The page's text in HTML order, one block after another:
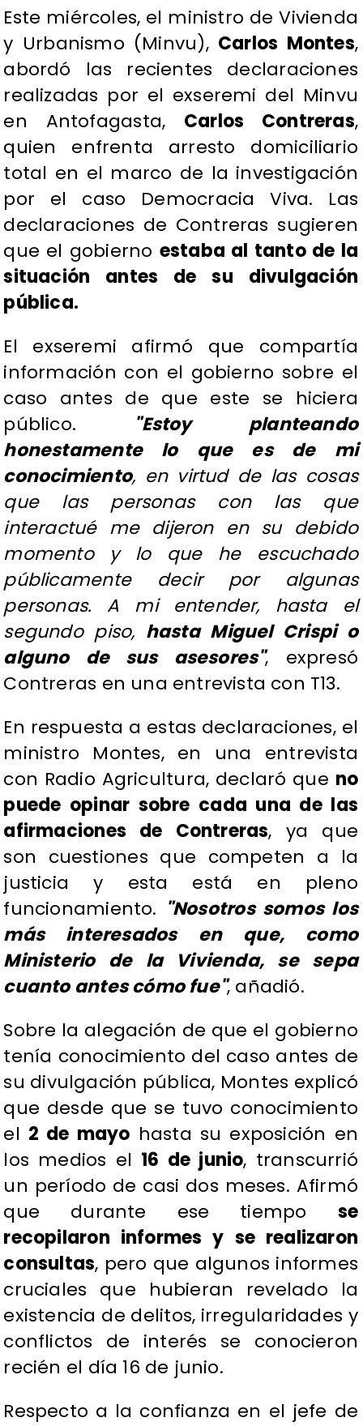
Este miércoles, el ministro de Vivienda
y Urbanismo (Minvu), Carlos Montes,
abordó las recientes declaraciones
realizadas por el exseremi del Minvu
en Antofagasta, Carlos Contreras,
quien enfrenta arresto domiciliario
total en el marco de la investigación
por el caso Democracia Viva. Las
declaraciones de Contreras sugieren
que el gobierno estaba al tanto de la
situación antes de su divulgación
pública.
​El exseremi afirmó que compartía
información con el gobierno sobre el
caso antes de que este se hiciera
público.
"Estoy planteando
honestamente lo que es de mi
conocimiento, en virtud de las cosas
que las personas con las que
interactué me dijeron en su debido
momento y lo que he escuchado
públicamente decir por algunas
personas. A mi entender, hasta el
segundo piso, hasta Miguel Crispi o
alguno de sus asesores", expresó
Contreras en una entrevista con T13.
En respuesta a estas declaraciones, el
ministro Montes, en una entrevista
con Radio Agricultura, declaró que no
puede opinar sobre cada una de las
afirmaciones de Contreras, ya que
son cuestiones que competen a la
justicia y esta está en pleno
funcionamiento. "Nosotros somos los
más interesados en que, como
Ministerio de la Vivienda, se sepa
cuanto antes cómo fue", añadió.
Sobre la alegación de que el gobierno
tenía conocimiento del caso antes de
su divulgación pública, Montes explicó
que desde que se tuvo conocimiento
el 2 de mayo hasta su exposición en
los medios el 16 de junio, transcurrió
un período de casi dos meses. Afirmó
que durante ese tiempo se
recopilaron informes y se realizaron
consultas, pero que algunos informes
cruciales que hubieran revelado la
existencia de delitos, irregularidades y
conflictos de interés se conocieron
recién el día 16 de junio.
​Respecto a la confianza en el jefe de